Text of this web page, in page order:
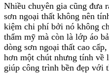
Nhiều chuyên gia cũng
sơn ngoại thất không nên
kiệm chi phí bởi nó không
thẩm mỹ mà còn là lớp áo
dòng sơn ngoại thất cao
hơn một chút nhưng tính về
giúp công trình bền đẹp với